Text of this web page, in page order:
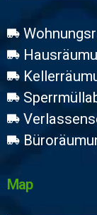
Map